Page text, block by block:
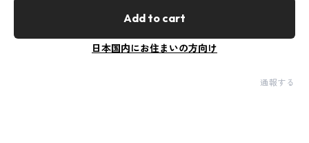
Add to cart
日本国内にお住まいの方向け
通報する